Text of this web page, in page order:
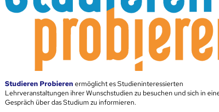
Studieren Probieren ermöglicht es Studieninteressierten
Lehrveranstaltungen ihrer Wunschstudien zu besuchen und sich in
Gespräch über das Studium zu informieren.